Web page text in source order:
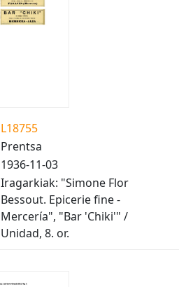
L18755
Prentsa
1936-11-03
Iragarkiak: "Simone Flor
Bessout. Epicerie fine -
Mercería", "Bar 'Chiki'" /
Unidad, 8. or.